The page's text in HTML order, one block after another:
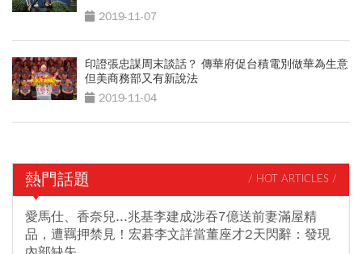
2019-11-07
印證張忠謀周末談話？ 傳華府促台積電別做華為生意
但美商務部又有新說法
2019-11-04
熱門話題 / HOT ARTICLES /
愛馬仕、香奈兒...兆基李建成涉吞7億送前妻滿屋精
品，遭羈押禁見！宏碁李文詳當董座才2天閃辭：發現